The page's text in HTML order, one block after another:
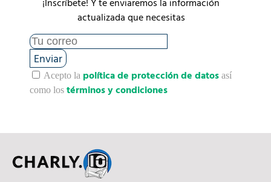
actualizada que necesitas
Enviar
Acepto la política de protección de datos así
como los términos y condiciones